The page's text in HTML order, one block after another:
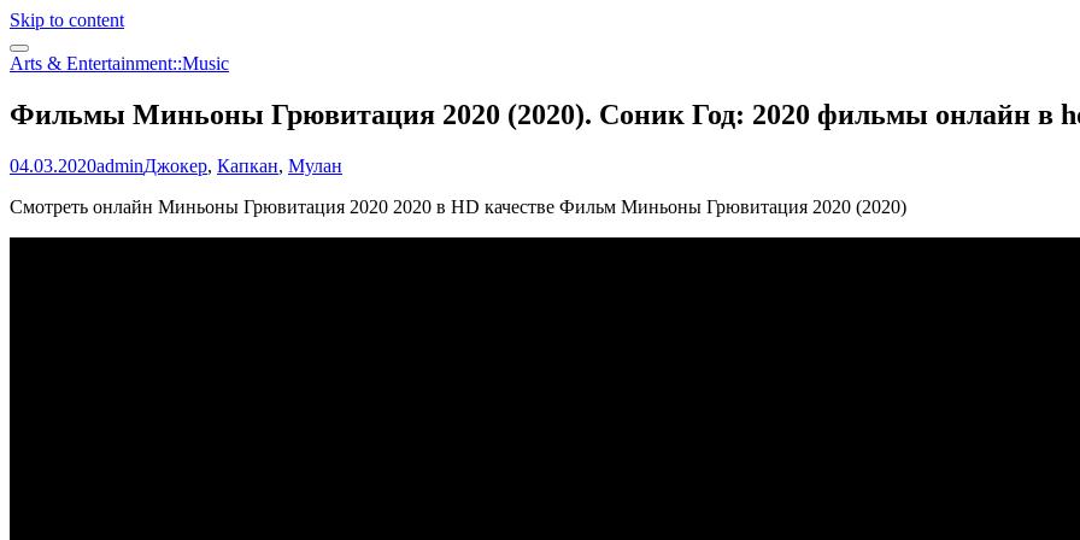
Skip to content
Arts & Entertainment::Music
Фильмы Миньоны Грювитация 2020 (2020). Соник Год: 2020 фильмы онлайн в
04.03.2020adminДжокер, Капкан, Мулан
Смотреть онлайн Миньоны Грювитация 2020 2020 в HD качестве Фильм Миньоны Грювитация 2020 (2020)